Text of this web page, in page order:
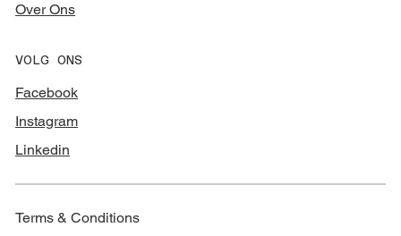
Over Ons
VOLG ONS
Facebook
Instagram
Linkedin
Terms & Conditions